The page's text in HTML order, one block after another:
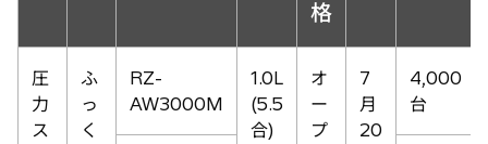
格
圧
力
ス
ふ
っ
く
RZ-
AW3000M
1.0L
(5.5
合)
オ
ー
プ
7
月
20
4,000
台